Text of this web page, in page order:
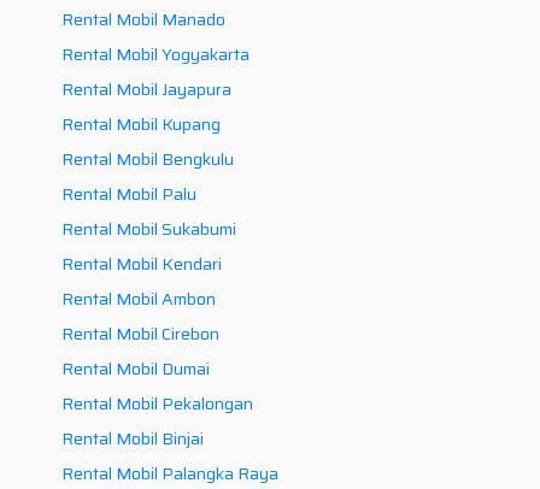
Rental Mobil Manado
Rental Mobil Yogyakarta
Rental Mobil Jayapura
Rental Mobil Kupang
Rental Mobil Bengkulu
Rental Mobil Palu
Rental Mobil Sukabumi
Rental Mobil Kendari
Rental Mobil Ambon
Rental Mobil Cirebon
Rental Mobil Dumai
Rental Mobil Pekalongan
Rental Mobil Binjai
Rental Mobil Palangka Raya